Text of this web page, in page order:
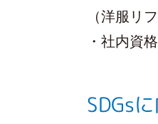
（洋服リ
・社内資
SDGs